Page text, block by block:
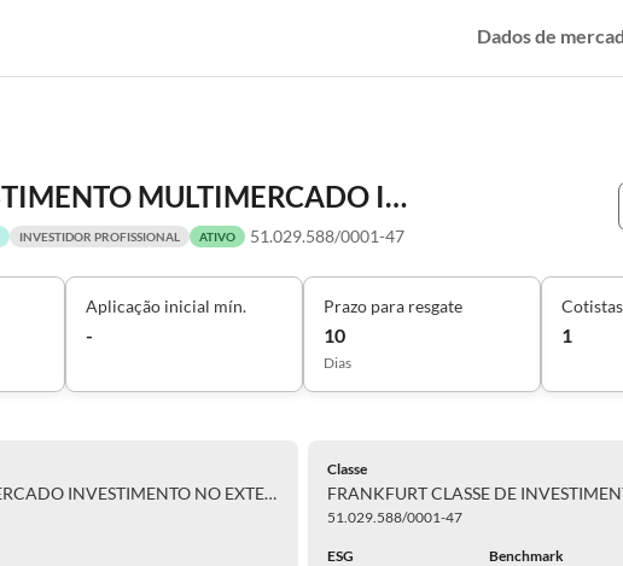
Dados de
FRANKFURT CLASSE DE INVESTIMENTO MULTIMERCADO INVESTIMENTO NO EXTERIOR RESPONSABILIDADE LIMITADA
INVESTIDOR PROFISSIONAL ATIVO 51.029.588/0001-47
Aplicação inicial mín.
-
Prazo para resgate
10
Dias
Cotistas
1
FRANKFURT CLASSE DE INVESTIMENTO MULTIMERCADO INVESTIMENTO NO EXTERIOR RESPONSABILIDADE LIMITADA
Classe
51.029.588/0001-47
ESG Benchmark